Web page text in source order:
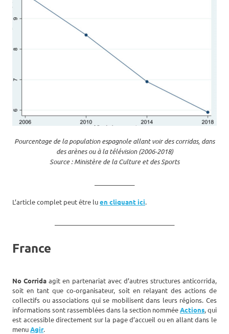
Pourcentage de la population espagnole allant voir des corridas, dans
des arènes ou à la télévision (2006-2018)
Source : Ministère de la Culture et des Sports
L’article complet peut être luen cliquant ici.
France
No Corrida agit en partenariat avec d’autres structures anticorrida,
soit en tant que co-organisateur, soit en relayant des actions de
collectifs ou associations qui se mobilisent dans leurs régions. Ces
informations sont rassemblées dans la section nomméeActions, qui
est accessible directement sur la page d’accueil ou en allant dans le
menuAgir.